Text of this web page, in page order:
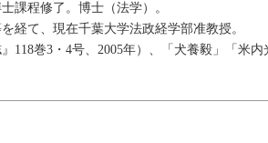
課程修了。博士（法学）。
経て、現在千葉大学法政経学部准教授。
巻3・4号、2005年）、「犬養毅」「米内